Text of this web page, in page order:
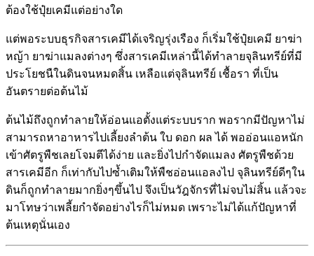
ต้องใช้ปุ๋ยเคมีแต่อย่างใด
แต่พอระบบธุรกิจสารเคมีได้เจริญรุ่งเรือง ก็เริ่มใช้ปุ๋ยเคมี ยาฆ่า
หญ้า ยาฆ่าแมลงต่างๆ ซึ่งสารเคมีเหล่านี้ได้ทำลายจุลินทรีย์ที่มี
ประโยชนืในดินจนหมดสิ้น เหลือแต่จุลินทรีย์ เชื้อรา ที่เป็น
อันตรายต่อต้นไม้
ต้นไม้ถึงถูกทำลายให้อ่อนแอตั้งแต่ระบบราก พอรากมีปัญหาไม่
สามารถหาอาหารไปเลี้ยงลำต้น ใบ ดอก ผล ได้ พออ่อนแอหนัก
เข้าศัตรูพืชเลยโจมตีได้ง่าย และยิ่งไปกำจัดแมลง ศัตรูพืชด้วย
สารเคมีอีก ก็เท่ากับไปซ้ำเติมให้พืชอ่อนแอลงไป จุลินทรีย์ดีๆใน
ดินก็ถูกทำลายมากยิ่งๆขึ้นไป จึงเป็นวัฎจักรที่ไม่จบไม่สิ้น แล้วจะ
มาโทษว่าเพลี้ยกำจัดอย่างไรก็ไม่หมด เพราะไม่ได้แก้ปัญหาที่
ต้นเหตุนั่นเอง